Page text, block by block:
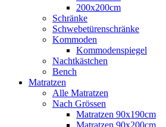
200x200cm
Schränke
Schwebetürenschränke
Kommoden
Kommodenspiegel
Nachtkästchen
Bench
Matratzen
Alle Matratzen
Nach Grössen
Matratzen 90x190cm